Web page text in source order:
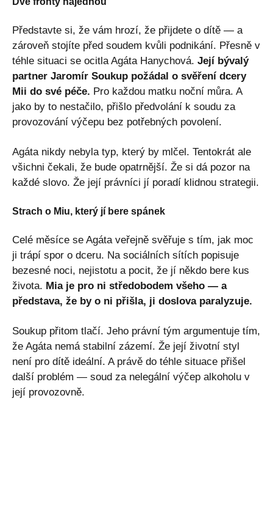
Představte si, že vám hrozí, že přijdete o dítě — a
zároveň stojíte před soudem kvůli podnikání. Přesně v
téhle situaci se ocitla Agáta Hanychová. Její bývalý
partner Jaromír Soukup požádal o svěření dcery
Mii do své péče. Pro každou matku noční můra. A
jako by to nestačilo, přišlo předvolání k soudu za
provozování výčepu bez potřebných povolení.
Agáta nikdy nebyla typ, který by mlčel. Tentokrát ale
všichni čekali, že bude opatrnější. Že si dá pozor na
každé slovo. Že její právníci jí poradí klidnou strategii.
Strach o Miu, který jí bere spánek
Celé měsíce se Agáta veřejně svěřuje s tím, jak moc
ji trápí spor o dceru. Na sociálních sítích popisuje
bezesné noci, nejistotu a pocit, že jí někdo bere kus
života. Mia je pro ni středobodem všeho — a
představa, že by o ni přišla, ji doslova paralyzuje.
Soukup přitom tlačí. Jeho právní tým argumentuje tím,
že Agáta nemá stabilní zázemí. Že její životní styl
není pro dítě ideální. A právě do téhle situace přišel
další problém — soud za nelegální výčep alkoholu v
její provozovně.